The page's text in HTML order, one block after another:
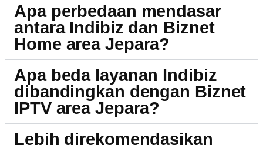
Apa perbedaan mendasar
antara Indibiz dan Biznet
Home area Jepara?
Apa beda layanan Indibiz
dibandingkan dengan Biznet
IPTV area Jepara?
Lebih direkomendasikan